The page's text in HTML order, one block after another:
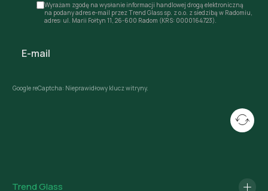
Wyrażam zgodę na wysłanie informacji handlowej drogą elektroniczną
na podany adres e-mail przez Trend Glass sp. z o.o. z siedzibą w Radomiu,
adres: ul. Marii Fołtyn 11, 26-600 Radom (KRS: 0000164723).
Google reCaptcha: Nieprawidłowy klucz witryny.
Trend Glass